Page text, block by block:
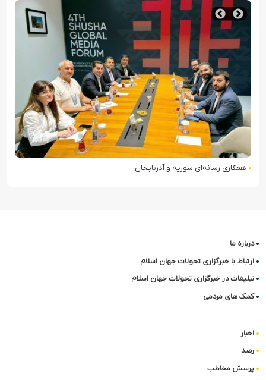
همکاری رسانه‌ای سوریه و آذربایجان
درباره ما
ارتباط با خبرگزاری تحولات جهان اسلام
تبلیغات در خبرگزاری تحولات جهان اسلام
کمک های مردمی
اخبار
رصد
پرسش مخاطب